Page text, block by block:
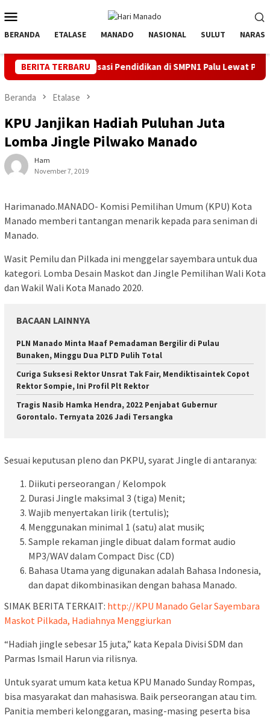
ke
kontenMobile
BERANDA ETALASE MANADO NASIONAL SULUT NARASI
BERITA TERBARU
Pendidikan di SMPN1 Palu Lewat Program TJSL
Beranda Etalase
KPU Janjikan Hadiah Puluhan Juta
Lomba Jingle Pilwako Manado
Ham
November 7, 2019
Harimanado.MANADO- Komisi Pemilihan Umum (KPU) Kota
Manado memberi tantangan menarik kepada para seniman di
Manado.
Wasit Pemilu dan Pilkada ini menggelar sayembara untuk dua
kategori. Lomba Desain Maskot dan Jingle Pemilihan Wali Kota
dan Wakil Wali Kota Manado 2020.
BACAAN LAINNYA
PLN Manado Minta Maaf Pemadaman Bergilir di Pulau
Bunaken, Minggu Dua PLTD Pulih Total
Curiga Suksesi Rektor Unsrat Tak Fair, Mendiktisaintek Copot
Rektor Sompie, Ini Profil Plt Rektor
Tragis Nasib Hamka Hendra, 2022 Penjabat Gubernur
Gorontalo. Ternyata 2026 Jadi Tersangka
Sesuai keputusan pleno dan PKPU, syarat Jingle di antaranya:
Diikuti perseorangan / Kelompok
Durasi Jingle maksimal 3 (tiga) Menit;
Wajib menyertakan lirik (tertulis);
Menggunakan minimal 1 (satu) alat musik;
Sample rekaman jingle dibuat dalam format audio
MP3/WAV dalam Compact Disc (CD)
Bahasa Utama yang digunakan adalah Bahasa Indonesia,
dan dapat dikombinasikan dengan bahasa Manado.
SIMAK BERITA TERKAIT: http://KPU Manado Gelar Sayembara
Maskot Pilkada, Hadiahnya Menggiurkan
“Hadiah jingle sebesar 15 juta,” kata Kepala Divisi SDM dan
Parmas Ismail Harun via rilisnya.
Untuk syarat umum kata ketua KPU Manado Sunday Rompas,
bisa masyarakat dan mahasiswa. Baik perseorangan atau tim.
Panitia memberi kelonggaran, masing-masing peserta bisa